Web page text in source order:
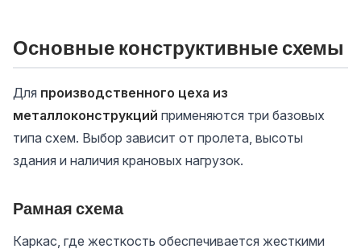
Основные конструктивные схемы
Для производственного цеха из
металлоконструкций применяются три базовых
типа схем. Выбор зависит от пролета, высоты
здания и наличия крановых нагрузок.
Рамная схема
Каркас, где жесткость обеспечивается жесткими